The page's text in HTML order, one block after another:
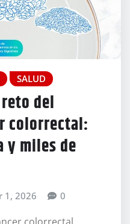
SALUD
del
colorrectal:
y miles de
1, 2026 0